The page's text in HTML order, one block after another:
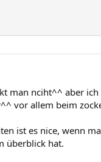
man nciht^^ aber
vor allem beim
ist es nice, wenn
überblick hat.